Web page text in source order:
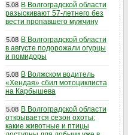
5.08 В Волгоградской области
разыскивают 57-летнего без
вести пропавшего мужчину
5.08 В Волгоградской области
в августе подорожали огурцы
и помидоры
5.08 В Волжском водитель
«Хендая» сбил мотоциклиста
на Карбышева
5.08 В Волгоградской области
открывается сезон охоты:
какие животные и птицы